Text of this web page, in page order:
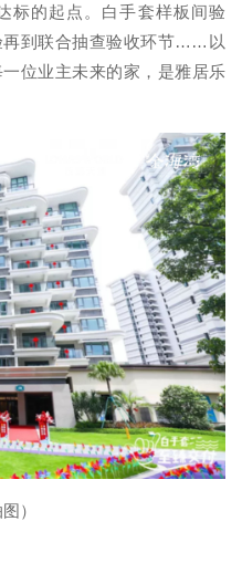
标的起点。白手套样板间验
再到联合抽查验收环节……以
位业主未来的家，是雅居乐
）